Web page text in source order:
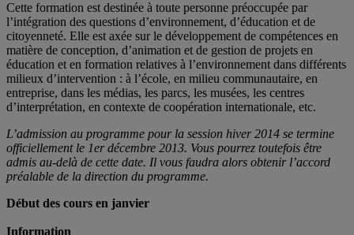
Cette formation est destinée à toute personne préoccupée par
l’intégration des questions d’environnement, d’éducation et de
citoyenneté. Elle est axée sur le développement de compétences en
matière de conception, d’animation et de gestion de projets en
éducation et en formation relatives à l’environnement dans différents
milieux d’intervention : à l’école, en milieu communautaire, en
entreprise, dans les médias, les parcs, les musées, les centres
d’interprétation, en contexte de coopération internationale, etc.
L’admission au programme pour la session hiver 2014 se termine
officiellement le 1er décembre 2013. Vous pourrez toutefois être
admis au-delà de cette date. Il vous faudra alors obtenir l’accord
préalable de la direction du programme.
Début des cours en janvier
Information